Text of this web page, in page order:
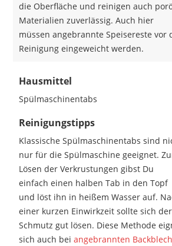
die Oberfläche und reinigen auch
Materialien zuverlässig. Auch hier
müssen angebrannte Speisereste vor
Reinigung eingeweicht werden.
Hausmittel
Spülmaschinentabs
Reinigungstipps
Klassische Spülmaschinentabs sind
nur für die Spülmaschine geeignet.
Lösen der Verkrustungen gibst Du
einfach einen halben Tab in den Topf
und löst ihn in heißem Wasser auf.
einer kurzen Einwirkzeit sollte sich der
Schmutz gut lösen. Diese Methode
sich auch beiangebrannten